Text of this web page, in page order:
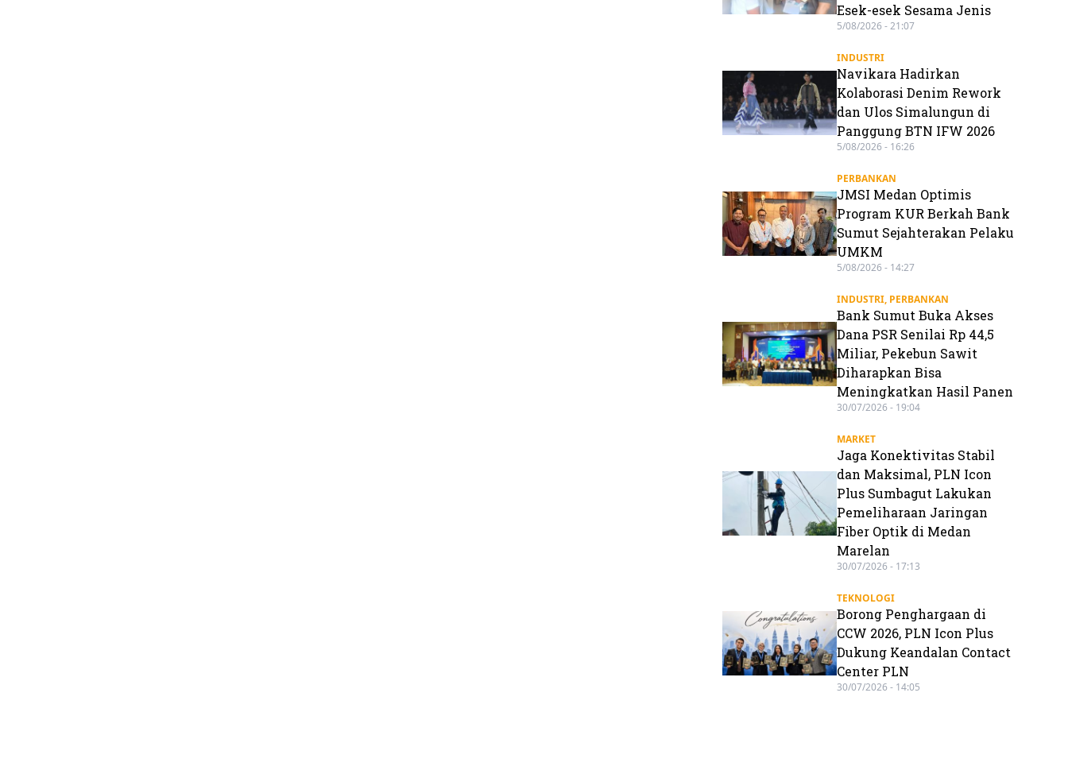
Esek-esek Sesama Jenis
5/08/2026 - 21:07
INDUSTRI
Navikara Hadirkan
Kolaborasi Denim Rework
dan Ulos Simalungun di
Panggung BTN IFW 2026
5/08/2026 - 16:26
PERBANKAN
JMSI Medan Optimis
Program KUR Berkah Bank
Sumut Sejahterakan Pelaku
UMKM
5/08/2026 - 14:27
INDUSTRI, PERBANKAN
Bank Sumut Buka Akses
Dana PSR Senilai Rp 44,5
Miliar, Pekebun Sawit
Diharapkan Bisa
Meningkatkan Hasil Panen
30/07/2026 - 19:04
MARKET
Jaga Konektivitas Stabil
dan Maksimal, PLN Icon
Plus Sumbagut Lakukan
Pemeliharaan Jaringan
Fiber Optik di Medan
Marelan
30/07/2026 - 17:13
TEKNOLOGI
Borong Penghargaan di
CCW 2026, PLN Icon Plus
Dukung Keandalan Contact
Center PLN
30/07/2026 - 14:05